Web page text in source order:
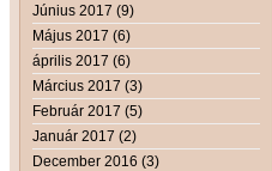
Június 2017 (9)
Május 2017 (6)
április 2017 (6)
Március 2017 (3)
Február 2017 (5)
Január 2017 (2)
December 2016 (3)